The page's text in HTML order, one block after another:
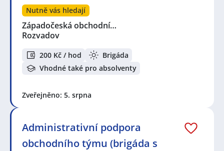
Nutně vás hledají
Západočeská obchodní…
Rozvadov
200 Kč / hod
Brigáda
Vhodné také pro absolventy
Zveřejněno: 5. srpna
Administrativní podpora
obchodního týmu (brigáda s